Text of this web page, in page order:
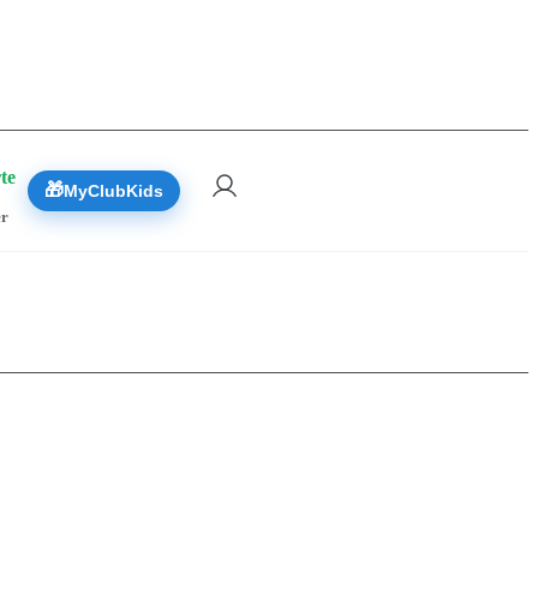
🎁MyClubKids